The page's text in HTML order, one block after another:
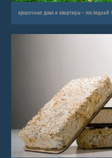
крошечные дома и квартиры – последний